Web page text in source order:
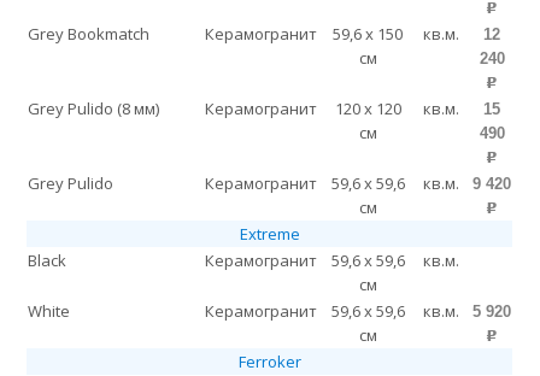
p
Grey Bookmatch Керамогранит
59,6 x 150
см
кв.м.
12
240
p
Grey Pulido (8 мм) Керамогранит
120 x 120
см
кв.м.
15
490
p
Grey Pulido Керамогранит
59,6 x 59,6
см
кв.м. 9 420
p
Extreme
Black
Керамогранит
59,6 x 59,6
см
кв.м.
White Керамогранит
59,6 x 59,6
см
кв.м. 5 920
p
Ferroker